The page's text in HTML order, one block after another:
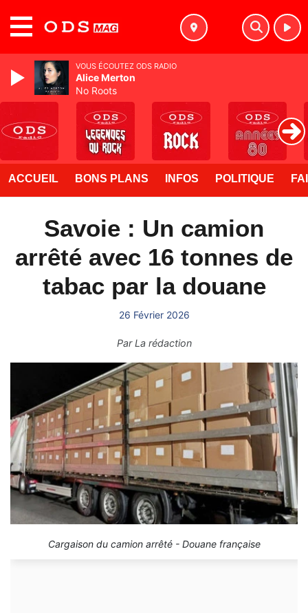
ACCUEIL BONS PLANS INFOS POLITIQUE
Savoie : Un camion
arrêté avec 16 tonnes de
tabac par la douane
26 Février 2026
ParLa rédaction
Cargaison du camion arrêté - Douane française
VOUS ÉCOUTEZ ODS RADIO
Alice Merton
No Roots